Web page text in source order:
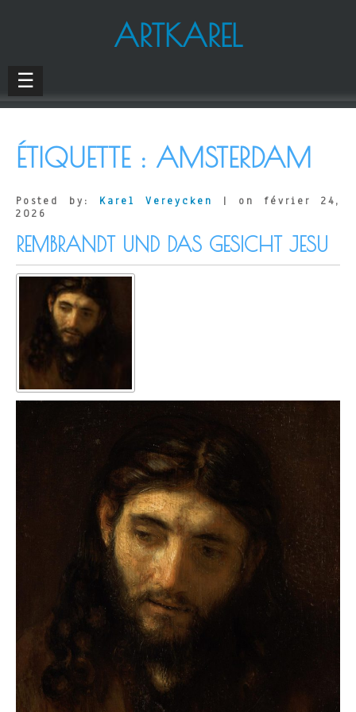
ARTKAREL
☰
ÉTIQUETTE : AMSTERDAM
Posted by: Karel Vereycken
| on février 24,
2026
REMBRANDT UND DAS GESICHT JESU